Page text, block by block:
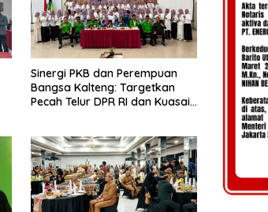
Sinergi PKB dan Perempuan
Bangsa Kalteng: Targetkan
Pecah Telur DPR RI dan Kuasai